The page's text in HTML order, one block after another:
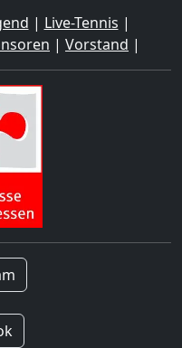
| Live-Tennis |
| Vorstand |